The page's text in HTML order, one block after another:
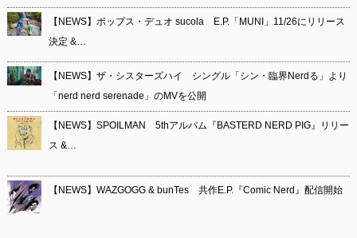
【NEWS】ポップス・デュオ sucola E.P.「MUNI」11/26にリリース
決定 &…
【NEWS】ザ・シスターズハイ シングル「シン・臨界Nerdる」より
「nerd nerd serenade」のMVを公開
【NEWS】SPOILMAN 5thアルバム『BASTERD NERD PIG』リリー
ス &…
【NEWS】WAZGOGG & bunTes 共作E.P.『Comic Nerd』配信開始